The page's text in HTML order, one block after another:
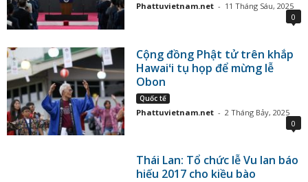
Phattuvietnam.net - 11 Tháng Sáu, 2025
0
Cộng đồng Phật tử trên khắp
Hawaiʻi tụ họp để mừng lễ
Obon
Quốc tế
Phattuvietnam.net - 2 Tháng Bảy, 2025
0
Thái Lan: Tổ chức lễ Vu lan báo
hiếu 2017 cho kiều bào